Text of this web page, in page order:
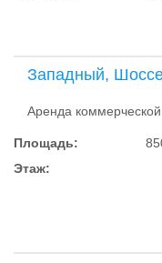
Западный,
Аренда коммерческой
Площадь:
Этаж: